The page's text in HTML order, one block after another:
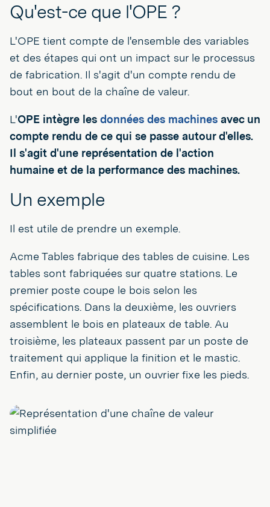
Qu'est-ce que l'OPE ?
L'OPE tient compte de l'ensemble des variables
et des étapes qui ont un impact sur le processus
de fabrication. Il s'agit d'un compte rendu de
bout en bout de la chaîne de valeur.
L'OPE intègre les données des machines avec un
compte rendu de ce qui se passe autour d'elles.
Il s'agit d'une représentation de l'action
humaine et de la performance des machines.
Un exemple
Il est utile de prendre un exemple.
Acme Tables fabrique des tables de cuisine. Les
tables sont fabriquées sur quatre stations. Le
premier poste coupe le bois selon les
spécifications. Dans la deuxième, les ouvriers
assemblent le bois en plateaux de table. Au
troisième, les plateaux passent par un poste de
traitement qui applique la finition et le mastic.
Enfin, au dernier poste, un ouvrier fixe les pieds.